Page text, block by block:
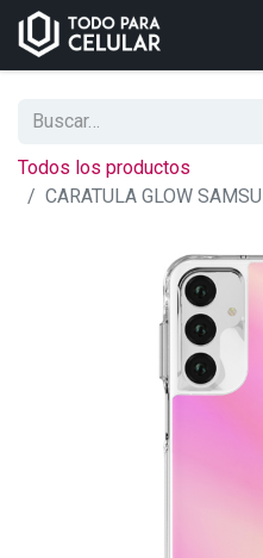
Todos los productos
CARATULA GLOW